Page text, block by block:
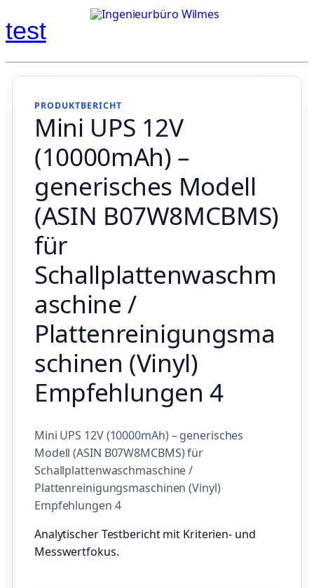
test
PRODUKTBERICHT
Mini UPS 12V
(10000mAh) –
generisches Modell
(ASIN B07W8MCBMS)
für
Schallplattenwaschm
aschine /
Plattenreinigungsma
schinen (Vinyl)
Empfehlungen 4
Mini UPS 12V (10000mAh) – generisches
Modell (ASIN B07W8MCBMS) für
Schallplattenwaschmaschine /
Plattenreinigungsmaschinen (Vinyl)
Empfehlungen 4
Analytischer Testbericht mit Kriterien- und
Messwertfokus.